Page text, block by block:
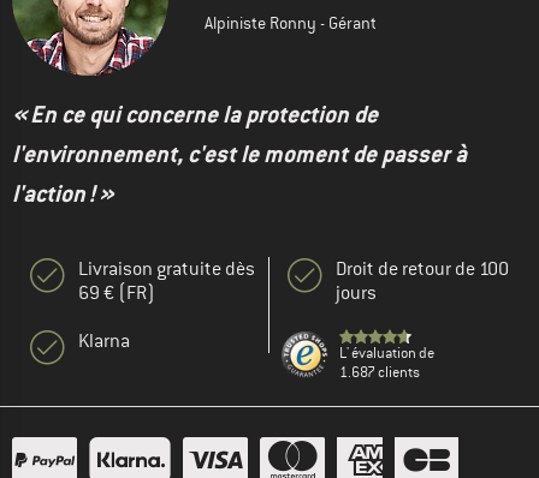
Alpiniste Ronny - Gérant
« En ce qui concerne la protection de
l'environnement, c'est le moment de passer à
l'action ! »
Livraison gratuite dès
69 € (FR)
Klarna
Droit de retour de 100
jours
L' évaluation de
1.687 clients